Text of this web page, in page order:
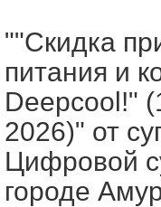
""Скидка
питания и
Deepcool!"
2026)" от
Цифровой
городе